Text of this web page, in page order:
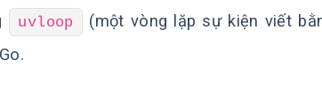
uvloop
(một vòng lặp sự kiện viết